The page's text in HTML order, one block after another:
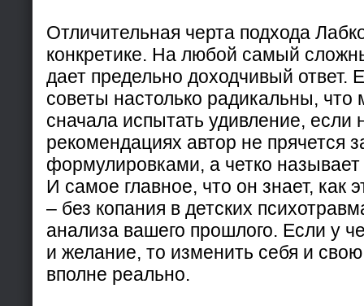
Отличительная черта подхода
конкретике. На любой самый
дает предельно доходчивый ответ.
советы настолько радикальны, что
сначала испытать удивление, если
рекомендациях автор не прячется
формулировками, а четко
И самое главное, что он знает, как
– без копания в детских
анализа вашего прошлого. Если у
и желание, то изменить себя и
вполне реально.